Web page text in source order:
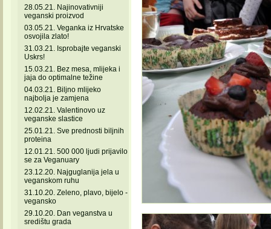
28.05.21. Najinovativniji
veganski proizvod
03.05.21. Veganka iz Hrvatske
osvojila zlato!
31.03.21. Isprobajte veganski
Uskrs!
15.03.21. Bez mesa, mlijeka i
jaja do optimalne težine
04.03.21. Biljno mlijeko
najbolja je zamjena
12.02.21. Valentinovo uz
veganske slastice
25.01.21. Sve prednosti biljnih
proteina
12.01.21. 500 000 ljudi prijavilo
se za Veganuary
23.12.20. Najguglanija jela u
veganskom ruhu
31.10.20. Zeleno, plavo, bijelo -
vegansko
29.10.20. Dan veganstva u
središtu grada